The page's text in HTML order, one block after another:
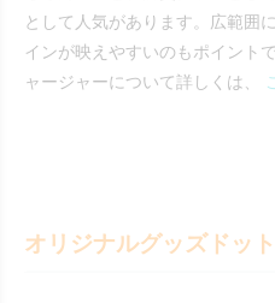
として人気があります。広範囲
インが映えやすいのもポイント
ャージャーについて詳しくは、
オリジナルグッズドッ